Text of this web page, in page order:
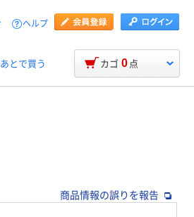
ヘルプ
あとで買う カゴ 0 点
商品情報の誤りを報告